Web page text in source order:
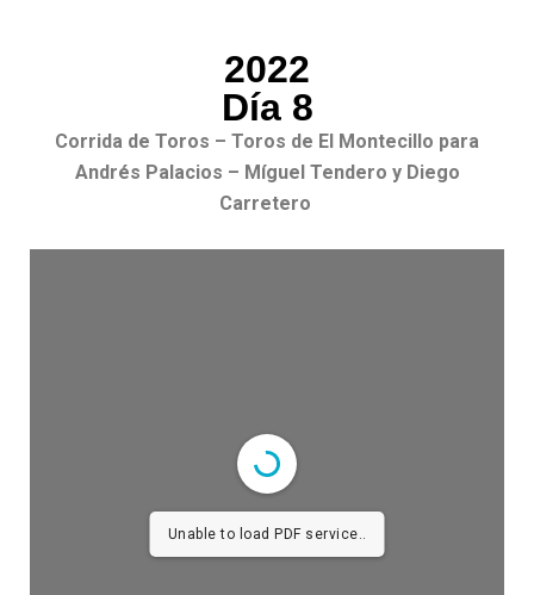
2022
Día 8
Corrida de Toros – Toros de El Montecillo para
Andrés Palacios – Míguel Tendero y Diego
Carretero
Unable to load PDF service..